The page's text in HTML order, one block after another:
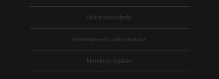
Notre animalerie
Avantages et codes promos
Mentions légales